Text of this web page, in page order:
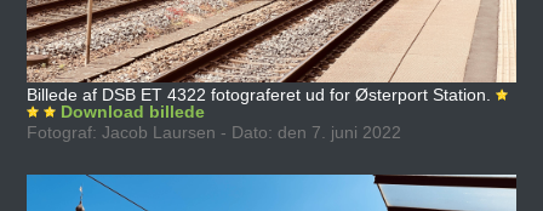
Billede af DSB ET 4322 fotograferet ud for Østerport Station.
Download billede
Fotograf: Jacob Laursen - Dato: den 7. juni 2022